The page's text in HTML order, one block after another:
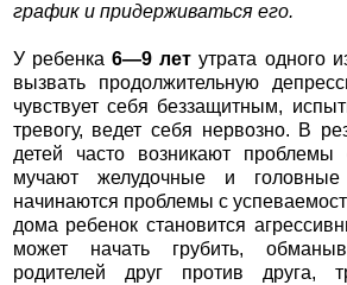
график и придерживаться его.
У ребенка 6—9 лет утрата одного
вызвать продолжительную
чувствует себя беззащитным,
тревогу, ведет себя нервозно. В
детей часто возникают
мучают желудочные и
начинаются проблемы с
дома ребенок становится
может начать грубить,
родителей друг против друга,